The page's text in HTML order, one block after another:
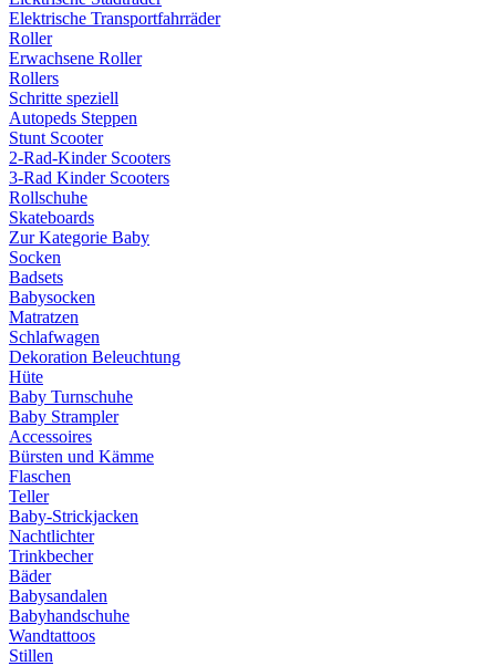
Elektrische Transportfahrräder
Roller
Erwachsene Roller
Rollers
Schritte speziell
Autopeds Steppen
Stunt Scooter
2-Rad-Kinder Scooters
3-Rad Kinder Scooters
Rollschuhe
Skateboards
Zur Kategorie Baby
Socken
Badsets
Babysocken
Matratzen
Schlafwagen
Dekoration Beleuchtung
Hüte
Baby Turnschuhe
Baby Strampler
Accessoires
Bürsten und Kämme
Flaschen
Teller
Baby-Strickjacken
Nachtlichter
Trinkbecher
Bäder
Babysandalen
Babyhandschuhe
Wandtattoos
Stillen